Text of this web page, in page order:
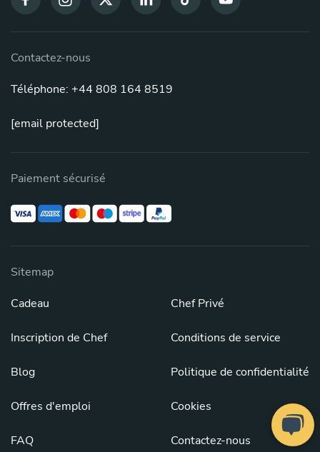
Contactez-nous
Téléphone: +44 808 164 8519
[email protected]
Paiement sécurisé
Sitemap
Cadeau
Inscription de Chef
Blog
Offres d'emploi
FAQ
Chef Privé
Conditions de service
Politique de confidentialité
Cookies
Contactez-nous